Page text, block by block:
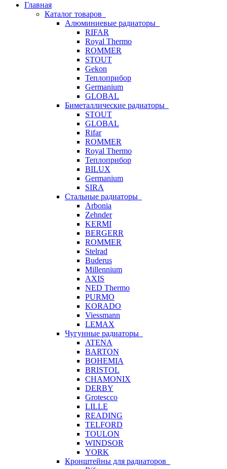
Главная
Каталог товаров
Алюминиевые радиаторы
RIFAR
Royal Thermo
ROMMER
STOUT
Gekon
Теплоприбор
Germanium
GLOBAL
Биметаллические радиаторы
STOUT
GLOBAL
Rifar
ROMMER
Royal Thermo
Теплоприбор
BILUX
Germanium
SIRA
Стальные радиаторы
Arbonia
Zehnder
KERMI
BERGERR
ROMMER
Stelrad
Buderus
Millennium
AXIS
NED Thermo
PURMO
KORADO
Viessmann
LEMAX
Чугунные радиаторы
ATENA
BARTON
BOHEMIA
BRISTOL
CHAMONIX
DERBY
Grotescco
LILLE
READING
TELFORD
TOULON
WINDSOR
YORK
Кронштейны для радиаторов